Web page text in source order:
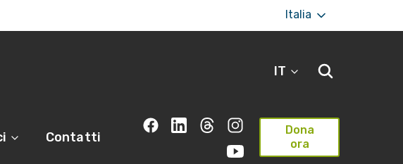
Italia
IT
Contatti
Dona
ora